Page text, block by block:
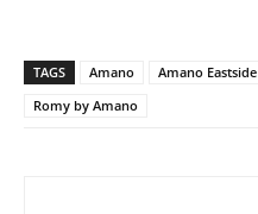
TAGS Amano Amano Eastside
Romy by Amano